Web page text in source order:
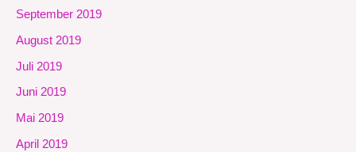
September 2019
August 2019
Juli 2019
Juni 2019
Mai 2019
April 2019